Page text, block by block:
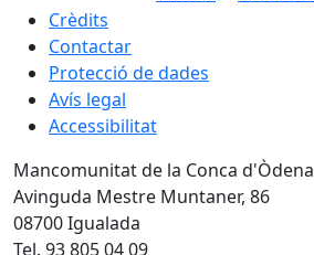
Crèdits
Contactar
Protecció de dades
Avís legal
Accessibilitat
Mancomunitat de la Conca d'Òdena
Avinguda Mestre Muntaner, 86
08700 Igualada
Tel. 93 805 04 09